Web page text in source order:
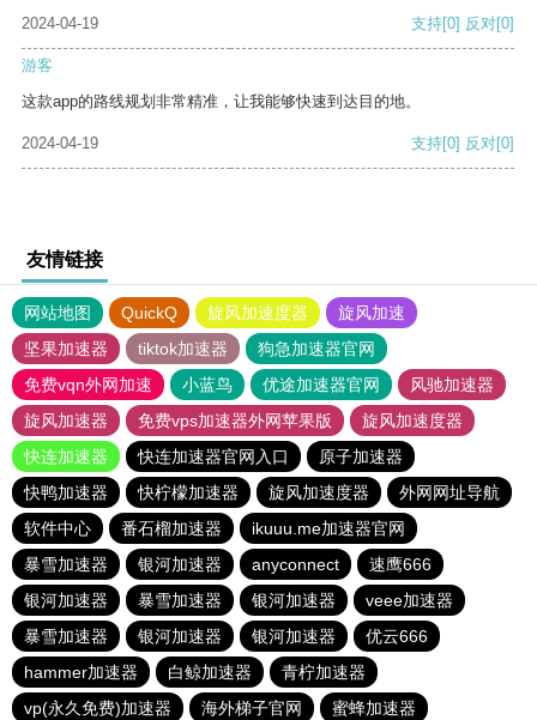
2024-04-19 支持[0] 反对[0]
游客
这款app的路线规划非常精准，让我能够快速到达目的地。
2024-04-19 支持[0] 反对[0]
友情链接
网站地图 QuickQ 旋风加速度器
旋风加速
坚果加速器
tiktok加速器
狗急加速器官网
免费vqn外网加速
小蓝鸟 优途加速器官网
风驰加速器
旋风加速器
免费vps加速器外网苹果版
旋风加速度器
快连加速器
快连加速器官网入口
原子加速器
快鸭加速器
快柠檬加速器 旋风加速度器
外网网址导航
软件中心
番石榴加速器
ikuuu.me加速器官网
暴雪加速器
银河加速器 anyconnect
速鹰666
银河加速器
暴雪加速器 银河加速器
veee加速器
暴雪加速器
银河加速器 银河加速器
优云666
hammer加速器
白鲸加速器
青柠加速器
vp(永久免费)加速器
海外梯子官网 蜜蜂加速器